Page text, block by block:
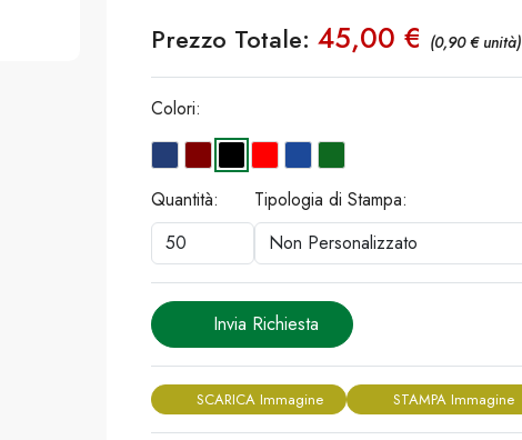
Prezzo Totale: 45,00 € (0,90 € unità)
Colori:
Quantità: Tipologia di Stampa:
Invia Richiesta
SCARICA Immagine STAMPA Immagine